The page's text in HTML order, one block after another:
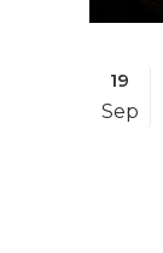
19
Sep